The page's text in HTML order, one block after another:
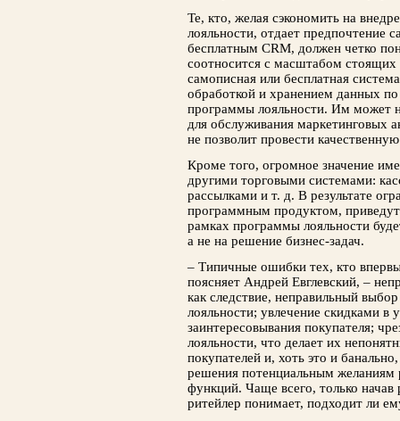
Те, кто, желая сэкономить на
лояльности, отдает предпочтение
бесплатным CRM, должен четко
соотносится с масштабом
самописная или бесплатная
обработкой и хранением данных
программы лояльности. Им может
для обслуживания маркетинговых
не позволит провести
Кроме того, огромное значение
другими торговыми системами:
рассылками и т. д. В результате
программным продуктом,
рамках программы лояльности
а не на решение бизнес-задач.
– Типичные ошибки тех, кто
поясняет Андрей Евглевский, –
как следствие, неправильный
лояльности; увлечение скидками
заинтересовывания покупателя;
лояльности, что делает их
покупателей и, хоть это и
решения потенциальным желаниям
функций. Чаще всего, только
ритейлер понимает, подходит ли